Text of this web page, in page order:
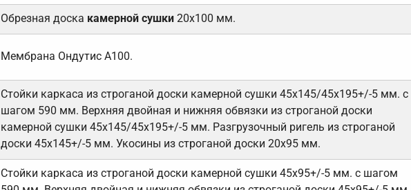
Обрезная доска камерной сушки20х100 мм.
Мембрана Ондутис А100.
Стойки каркаса из строганой доски камерной сушки 45х145/45х195+/-5 мм. с
шагом 590 мм. Верхняя двойная и нижняя обвязки из строганой доски
камерной сушки 45х145/45х195+/-5 мм. Разгрузочный ригель из строганой
доски 45х145+/-5 мм. Укосины из строганой доски 20х95 мм.
Стойки каркаса из строганой доски камерной сушки 45х95+/-5 мм. с шагом